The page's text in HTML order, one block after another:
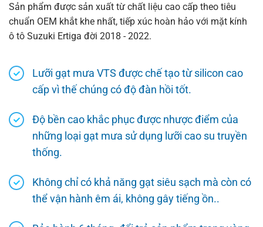
Sản phẩm được sản xuất từ chất liệu cao cấp theo tiêu
chuẩn OEM khắt khe nhất, tiếp xúc hoàn hảo với mặt kính
ô tô Suzuki Ertiga đời 2018 - 2022.
Lưỡi gạt mưa VTS được chế tạo từ silicon cao
cấp vì thế chúng có độ đàn hồi tốt.
Độ bền cao khắc phục được nhược điểm của
những loại gạt mưa sử dụng lưỡi cao su truyền
thống.
Không chỉ có khả năng gạt siêu sạch mà còn có
thể vận hành êm ái, không gây tiếng ồn..